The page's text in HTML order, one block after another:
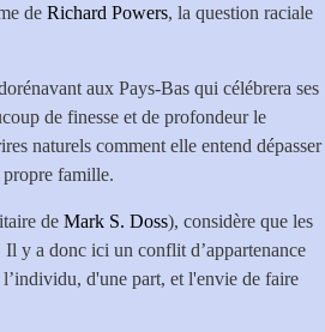
de Richard Powers, la question raciale
aux Pays-Bas qui célébrera ses
de finesse et de profondeur le
naturels comment elle entend dépasser
propre famille.
de Mark S. Doss), considère que les
y a donc ici un conflit d’appartenance
d'une part, et l'envie de faire